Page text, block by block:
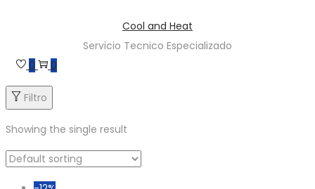
la
navegación
contenido
Cool and Heat
Servicio Tecnico Especializado
0
0
Filtro
Showing the single result